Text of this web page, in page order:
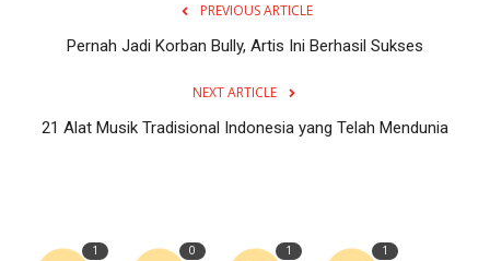
PREVIOUS ARTICLE
Pernah Jadi Korban Bully, Artis Ini Berhasil Sukses
NEXT ARTICLE
21 Alat Musik Tradisional Indonesia yang Telah Mendunia
1 0 1 1